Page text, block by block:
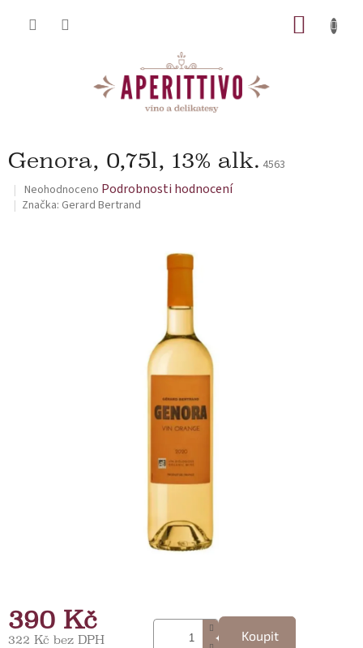
Genora, 0,75l, 13% alk. 4563
Průměrné hodnocení produktu je 0,0 z 5 hvězdiček.
Neohodnoceno Podrobnosti hodnocení
Značka: Gerard Bertrand
390 Kč
322 Kč bez DPH
Koupit